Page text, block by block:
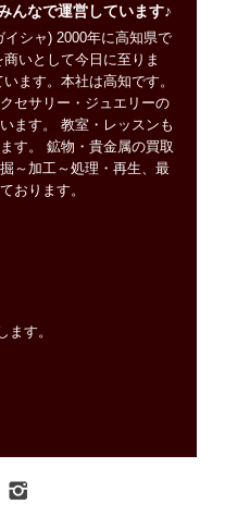
んなで運営しています♪
シャ) 2000年に高知県で
いとして今日に至りま
ます。本社は高知です。
セサリー・ジュエリーの
ます。 教室・レッスンも
す。 鉱物・貴金属の買取
～加工～処理・再生、最
おります。
す。